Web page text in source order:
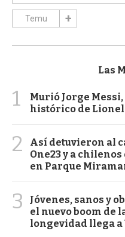
Temu
Las
1
Murió Jorge
histórico de Lionel
2
Así detuvieron al
One23 y a
en Parque
3
Jóvenes, sanos y
el nuevo boom de
longevidad llega a